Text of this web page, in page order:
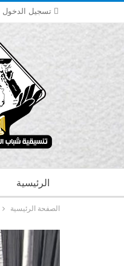
تسجيل الدخول
الرئيسية
الصفحة الرئيسية